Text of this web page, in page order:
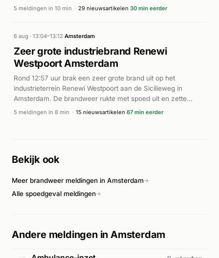
werd een persoon gereanimeerd (BAD-02), en meerdere
vanwege de ernst van het incident. Een voetganger raakte
zwaargewond en werd met spoed naar het ziekenhuis
vervoerd, aldus NH Nieuws en rodi.nl. De precieze
omstandigheden van het ongeluk zijn niet nader bekend.
5 meldingen in 10 min · 29 nieuwsartikelen 30 min eerder
6 aug · 13:04–13:12·Amsterdam
Zeer grote industriebrand Renewi
Westpoort Amsterdam
Rond 12:57 uur brak een zeer grote brand uit op het
industrieterrein Renewi Westpoort aan de Sicilieweg in
Amsterdam. De brandweer rukte met spoed uit en zette
meerdere eenheden in, waaronder een team digitale
groot en ernstig karakter duidt. Volgens de brandweer ging
5 meldingen in 8 min · 15 nieuwsartikelen 67 min eerder
Bekijk ook
Meer brandweer meldingen in Amsterdam→
Alle spoedgeval meldingen→
Andere meldingen in Amsterdam